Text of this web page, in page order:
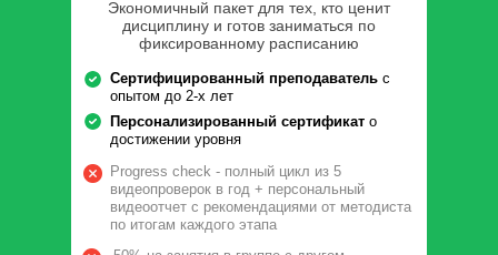
Экономичный пакет для тех, кто ценит
дисциплину и готов заниматься по
фиксированному расписанию
Progress check - полный цикл из 5
видеопроверок в год + персональный
видеоотчет с рекомендациями от методиста
по итогам каждого этапа
Персонализированный сертификат о
достижении уровня
Сертифицированный преподаватель с
опытом до 2-х лет